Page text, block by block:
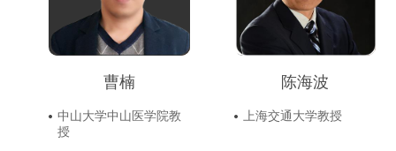
曹楠
中山大学中山医学院教
授
陈海波
上海交通大学教授